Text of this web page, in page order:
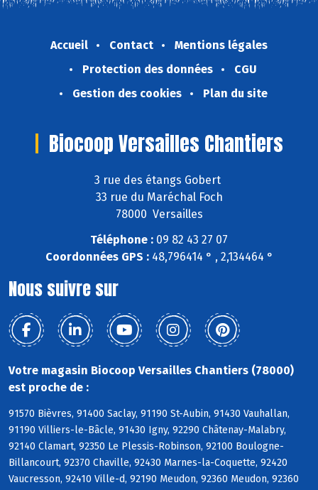
Accueil Contact
Mentions légales
Protection des données
CGU
Gestion des cookies
Plan du site
Biocoop Versailles Chantiers
3 rue des étangs Gobert
33 rue du Maréchal Foch
78000 Versailles
Téléphone : 09 82 43 27 07
Coordonnées GPS :48,796414 ° , 2,134464 °
Nous suivre sur
Votre magasin Biocoop Versailles Chantiers (78000)
est proche de :
91570 Bièvres, 91400 Saclay, 91190 St-Aubin, 91430 Vauhallan,
91190 Villiers-le-Bâcle, 91430 Igny, 92290 Châtenay-Malabry,
92140 Clamart, 92350 Le Plessis-Robinson, 92100 Boulogne-
Billancourt, 92370 Chaville, 92430 Marnes-la-Coquette, 92420
Vaucresson, 92410 Ville-d, 92190 Meudon, 92360 Meudon, 92360